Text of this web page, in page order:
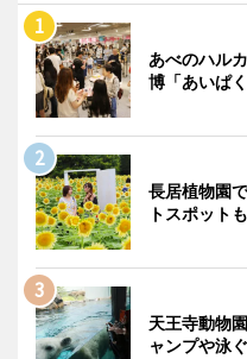
あべのハル
博「あいぱ
長居植物園
トスポットも
天王寺動物
ャンプや泳